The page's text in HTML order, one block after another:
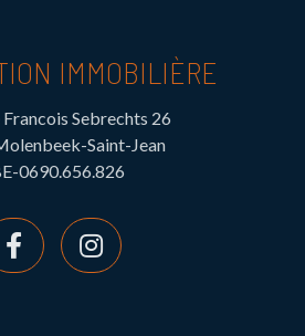
IMMOBILIÈRE
Francois Sebrechts 26
Saint-Jean
0690.656.826